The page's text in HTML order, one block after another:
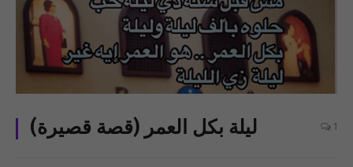
(قصة قصيرة) ليلة بكل العمر 1